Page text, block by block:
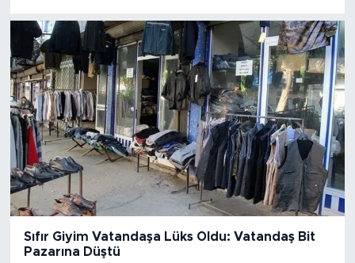
Sıfır Giyim Vatandaşa Lüks Oldu: Vatandaş Bit
Pazarına Düştü